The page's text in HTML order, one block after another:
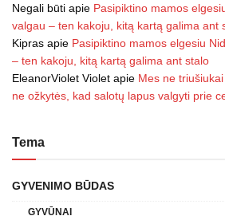
Negali būti apie Pasipiktino mamos
valgau – ten kakoju, kitą kartą galima ant
Kipras apie Pasipiktino mamos elgesiu
– ten kakoju, kitą kartą galima ant stalo
EleanorViolet Violet apie Mes ne
ne ožkytės, kad salotų lapus valgyti prie
Tema
GYVENIMO BŪDAS
GYVŪNAI